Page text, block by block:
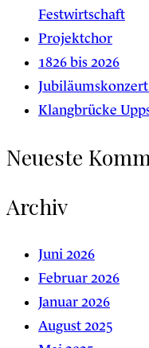
Festwirtschaft
Projektchor
1826 bis 2026
Klangbrücke
Neueste
Archiv
Juni 2026
Februar 2026
Januar 2026
August 2025